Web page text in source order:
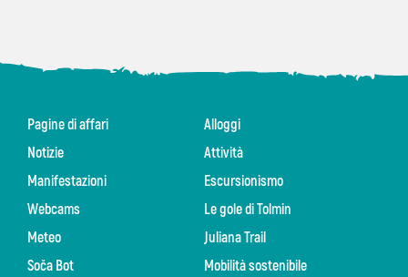
Pagine di affari
Notizie
Manifestazioni
Webcams
Meteo
Soča Bot
Alloggi
Attività
Escursionismo
Le gole di Tolmin
Juliana Trail
Mobilità sostenibile